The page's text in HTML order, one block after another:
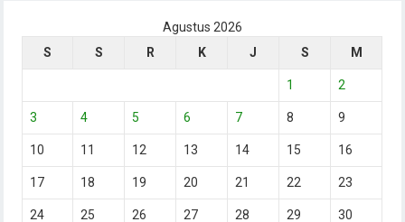
Agustus 2026
S
S R K J S M
1 2
3 4 5 6 7 8 9
10 11 12 13 14 15 16
17 18 19 20 21 22 23
24 25 26 27 28 29 30